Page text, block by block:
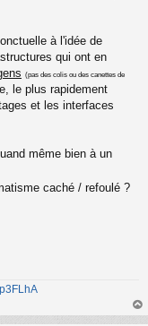
à l'idée de
qui ont en
(pas des colis ou des canettes de
le plus rapidement
et les interfaces
même bien à un
caché / refoulé ?
au